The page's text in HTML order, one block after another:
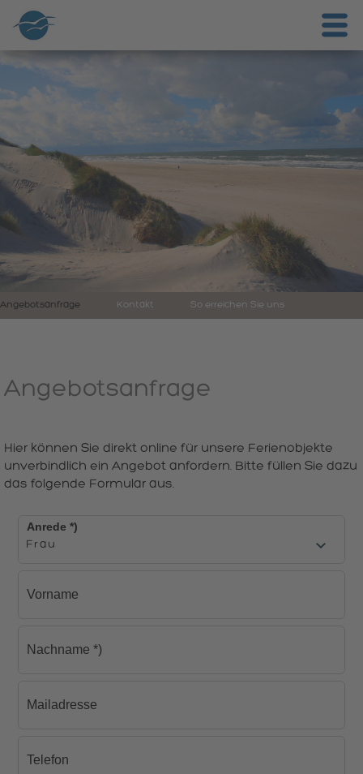
Angebotsanfrage Kontakt So erreichen Sie uns
Angebotsanfrage
Hier können Sie direkt online für unsere Ferienobjekte
unverbindlich ein Angebot anfordern. Bitte füllen Sie dazu
das folgende Formular aus.
Anrede *)
Vorname
Nachname *)
Mailadresse
Telefon